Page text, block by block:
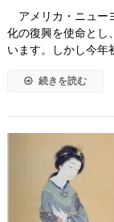
アメリカ・ニュー
化の復興を使命とし
います。しかし今年
続きを読む